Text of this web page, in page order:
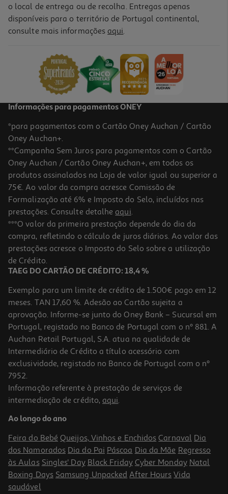
Meias Fantasia Chulé Tam.36-40 Leão
14,00 €
Meias Fantasia Chulé Tam.36-40 Sardinha
12 €/un
12,00 €
Meias Fantasia Chulé Tam.36-40 Guitarra
12 €/un
12,00 €
o local de entrega ou de recolha. Entregas apenas
disponíveis para o território de Portugal continental,
consulte mais informações aqui.
Informações para pagamentos ONEY
*para pagamentos com o Cartão Oney Auchan / Cartão
Oney Auchan+.
**Campanha Sem Juros para pagamentos com o Cartão
Oney Auchan / Cartão Oney Auchan+, em todos os
produtos assinalados na Loja de valor igual ou superior a
75€. Ao valor da compra acresce Comissão de
Formalização até 6% e Imposto do Selo, incluídos nas
prestações. Consulte detalhe aqui.
***O valor da primeira prestação depende do dia da
compra, refletindo o cálculo de juros diários. Ao valor das
prestações acresce o Imposto do Selo sobre a utilização
de Crédito.
TAEG DO CARTÃO DE CRÉDITO: 18,4 %
Exemplo para um limite de crédito de 1.500€ pago em 12
meses. TAN 17,60 %. Adesão ao Cartão sujeita a
aprovação. Informe-se junto do Oney Bank – Sucursal em
Portugal, registado no Banco de Portugal com o nº 881. A
Auchan Retail Portugal, S.A. atua na qualidade de
Intermediário de Crédito a título acessório com
exclusividade, registado no Banco de Portugal com o nº
7952.
Informação referente à prestação de serviços de
intermediação de crédito, aqui.
Ao longo do ano
Feira do Bebé Queijos, Vinhos e Enchidos Carnaval Dia
dos Namorados Dia do Pai Páscoa Dia da Mãe Regresso
às Aulas Singles' Day Black Friday Cyber Monday Natal
Boxing Days Samsung Unpacked After Hours Vida
saudável